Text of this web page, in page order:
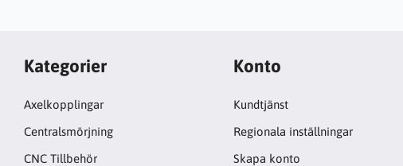
Kategorier
Axelkopplingar
Centralsmörjning
CNC Tillbehör
Konto
Kundtjänst
Regionala inställningar
Skapa konto